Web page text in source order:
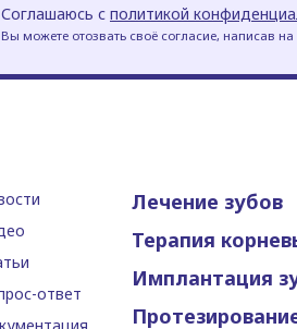
Соглашаюсь с политикой
Вы можете отозвать своё согласие, написав
ответ
Лечение зубов
Терапия
Имплантация